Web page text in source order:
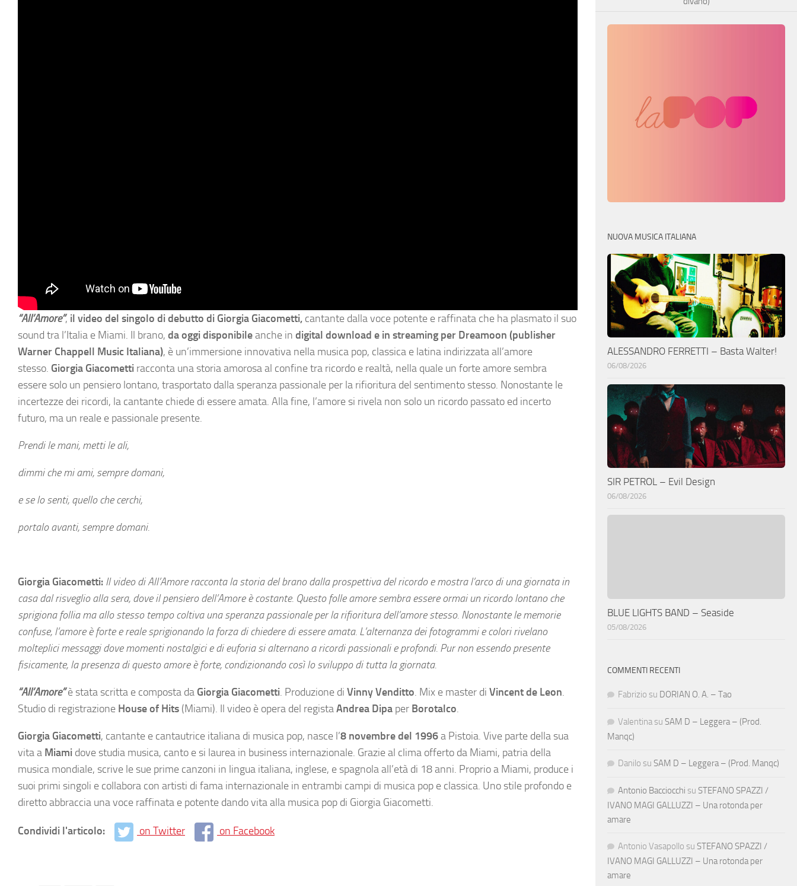
“All’Amore”, il video del singolo di debutto di Giorgia Giacometti, cantante dalla voce potente e raffinata che ha plasmato il suo
sound tra l’Italia e Miami. Il brano, da oggi disponibileanche in digital download e in streaming per Dreamoon (publisher
Warner Chappell Music Italiana), è un’immersione innovativa nella musica pop, classica e latina indirizzata all’amore
stesso. Giorgia Giacometti racconta una storia amorosa al confine tra ricordo e realtà, nella quale un forte amore sembra
essere solo un pensiero lontano, trasportato dalla speranza passionale per la rifioritura del sentimento stesso. Nonostante le
incertezze dei ricordi, la cantante chiede di essere amata. Alla fine, l’amore si rivela non solo un ricordo passato ed incerto
futuro, ma un reale e passionale presente.
Prendi le mani, metti le ali,
dimmi che mi ami, sempre domani,
e se lo senti, quello che cerchi,
portalo avanti, sempre domani.
Giorgia Giacometti: Il video di All’Amore racconta la storia del brano dalla prospettiva del ricordo e mostra l’arco di una giornata in
casa dal risveglio alla sera, dove il pensiero dell’Amore è costante. Questo folle amore sembra essere ormai un ricordo lontano che
sprigiona follia ma allo stesso tempo coltiva una speranza passionale per la rifioritura dell’amore stesso. Nonostante le memorie
confuse, l’amore è forte e reale sprigionando la forza di chiedere di essere amata. L’alternanza dei fotogrammi e colori rivelano
molteplici messaggi dove momenti nostalgici e di euforia si alternano a ricordi passionali e profondi. Pur non essendo presente
fisicamente, la presenza di questo amore è forte, condizionando così lo sviluppo di tutta la giornata.
“All’Amore”è stata scritta e composta da Giorgia Giacometti. Produzione di Vinny Venditto. Mix e master di Vincent de Leon.
Studio di registrazione House of Hits (Miami). Il video è opera del registaAndrea Dipa per Borotalco.
Giorgia Giacometti, cantante e cantautrice italiana di musica pop, nasce l’8 novembre del 1996a Pistoia. Vive parte della sua
vita a Miami dove studia musica, canto e si laurea in business internazionale. Grazie al clima offerto da Miami, patria della
musica mondiale, scrive le sue prime canzoni in lingua italiana, inglese, e spagnola all’età di 18 anni. Proprio a Miami, produce i
suoi primi singoli e collabora con artisti di fama internazionale in entrambi campi di musica pop e classica. Uno stile profondo e
diretto abbraccia una voce raffinata e potente dando vita alla musica pop di Giorgia Giacometti.
Condividi l'articolo: on Twitter on Facebook
NUOVA MUSICA ITALIANA
ALESSANDRO FERRETTI – Basta Walter!
06/08/2026
SIR PETROL – Evil Design
06/08/2026
BLUE LIGHTS BAND – Seaside
05/08/2026
COMMENTI RECENTI
Fabrizio su DORIAN O. A. – Tao
Valentina su SAM D – Leggera – (Prod.
Manqc)
Danilo su SAM D – Leggera – (Prod. Manqc)
Antonio Bacciocchi su STEFANO SPAZZI /
IVANO MAGI GALLUZZI – Una rotonda per
amare
Antonio Vasapollo su STEFANO SPAZZI /
IVANO MAGI GALLUZZI – Una rotonda per
amare